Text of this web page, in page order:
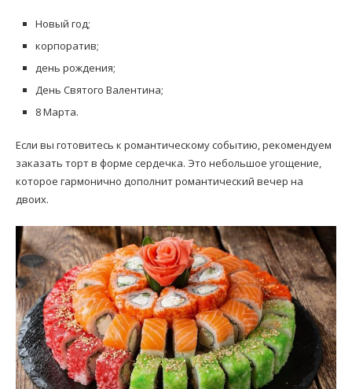
Новый год;
корпоратив;
день рождения;
День Святого Валентина;
8 Марта.
Если вы готовитесь к романтическому событию, рекомендуем
заказать торт в форме сердечка. Это небольшое угощение,
которое гармонично дополнит романтический вечер на
двоих.